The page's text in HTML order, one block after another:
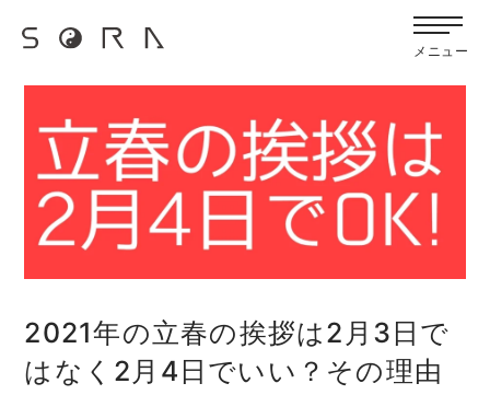
メニュー
宙SORAのブログ
2021年の立春の挨拶は2月3日で
はなく2月4日でいい？その理由